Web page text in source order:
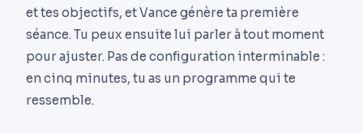
et tes objectifs, et Vance génère ta première
séance. Tu peux ensuite lui parler à tout moment
pour ajuster. Pas de configuration interminable :
en cinq minutes, tu as un programme qui te
ressemble.